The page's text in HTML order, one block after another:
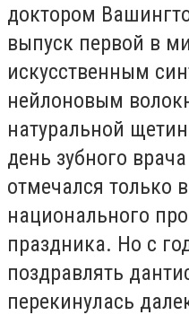
доктором
выпуск первой в
искусственным
нейлоновым
натуральной
день зубного
отмечался только
национального
праздника. Но с
поздравлять
перекинулась